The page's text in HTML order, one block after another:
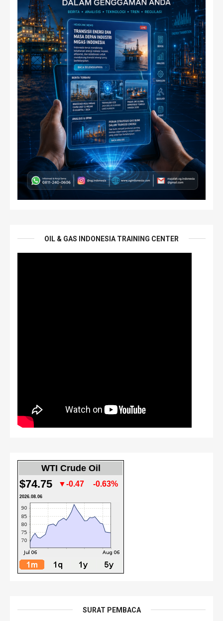
OIL & GAS INDONESIA TRAINING CENTER
WTI Crude Oil
$74.75 ▼-0.47 -0.63%
2026.08.06
SURAT PEMBACA